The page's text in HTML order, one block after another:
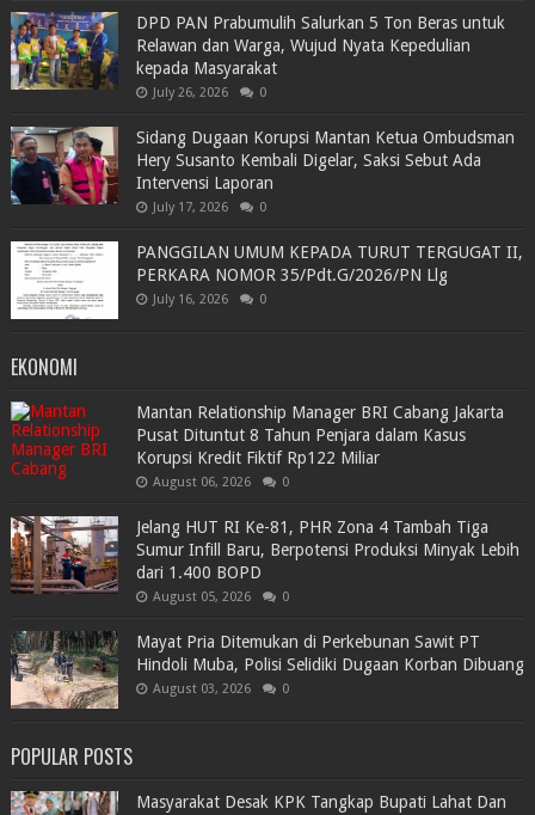
DPD PAN Prabumulih Salurkan 5 Ton Beras untuk
Relawan dan Warga, Wujud Nyata Kepedulian
kepada Masyarakat
July 26, 2026 0
Sidang Dugaan Korupsi Mantan Ketua Ombudsman
Hery Susanto Kembali Digelar, Saksi Sebut Ada
Intervensi Laporan
July 17, 2026 0
PANGGILAN UMUM KEPADA TURUT TERGUGAT II,
PERKARA NOMOR 35/Pdt.G/2026/PN Llg
July 16, 2026 0
EKONOMI
Mantan Relationship Manager BRI Cabang Jakarta
Pusat Dituntut 8 Tahun Penjara dalam Kasus
Korupsi Kredit Fiktif Rp122 Miliar
August 06, 2026 0
Jelang HUT RI Ke-81, PHR Zona 4 Tambah Tiga
Sumur Infill Baru, Berpotensi Produksi Minyak Lebih
dari 1.400 BOPD
August 05, 2026 0
Mayat Pria Ditemukan di Perkebunan Sawit PT
Hindoli Muba, Polisi Selidiki Dugaan Korban Dibuang
August 03, 2026 0
POPULAR POSTS
Masyarakat Desak KPK Tangkap Bupati Lahat Dan